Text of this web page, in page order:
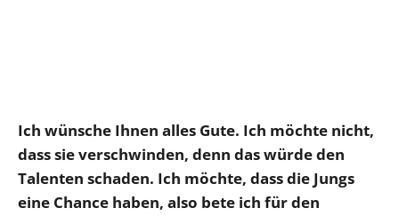
Ich wünsche Ihnen alles Gute. Ich möchte nicht,
dass sie verschwinden, denn das würde den
Talenten schaden. Ich möchte, dass die Jungs
eine Chance haben, also bete ich für den